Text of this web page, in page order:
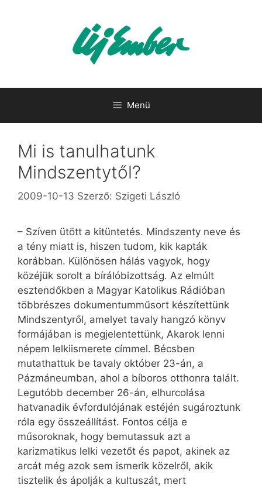
Menü
Mi is tanulhatunk
Mindszentytől?
2009-10-13 Szerző: Szigeti László
– Szíven ütött a kitüntetés. Mindszenty neve és
a tény miatt is, hiszen tudom, kik kapták
korábban. Különösen hálás vagyok, hogy
közéjük sorolt a bírálóbizottság. Az elmúlt
esztendőkben a Magyar Katolikus Rádióban
többrészes dokumentumműsort készítettünk
Mindszentyről, amelyet tavaly hangzó könyv
formájában is megjelentettünk, Akarok lenni
népem lelkiismerete címmel. Bécsben
mutathattuk be tavaly október 23-án, a
Pázmáneumban, ahol a bíboros otthonra talált.
Legutóbb december 26-án, elhurcolása
hatvanadik évfordulójának estéjén sugároztunk
róla egy összeállítást. Fontos célja e
műsoroknak, hogy bemutassuk azt a
karizmatikus lelki vezetőt és papot, akinek az
arcát még azok sem ismerik közelről, akik
tisztelik és ápolják a kultuszát, mert